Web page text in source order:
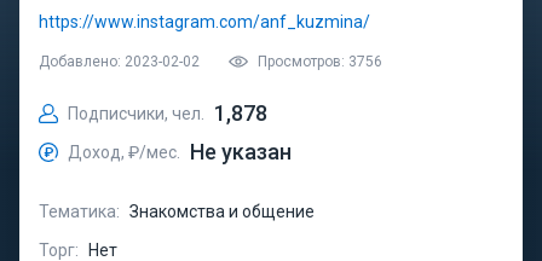
https://www.instagram.com/anf_kuzmina/
Добавлено: 2023-02-02 Просмотров: 3756
Подписчики, чел. 1,878
Доход, ₽/мес. Не указан
Тематика: Знакомства и общение
Торг:
Нет